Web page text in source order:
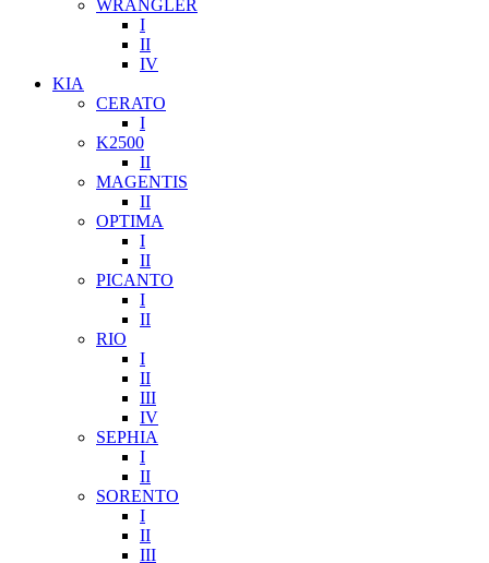
WRANGLER
I
II
IV
KIA
CERATO
I
K2500
II
MAGENTIS
II
OPTIMA
I
II
PICANTO
I
II
RIO
I
II
III
IV
SEPHIA
I
II
SORENTO
I
II
III